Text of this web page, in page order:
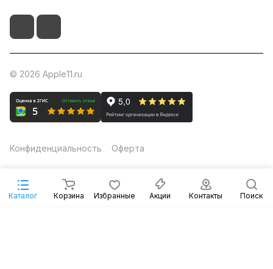
Каталог Корзина Избранные Акции Контакты Поиск
© 2026 Apple11.ru
Конфиденциальность Оферта